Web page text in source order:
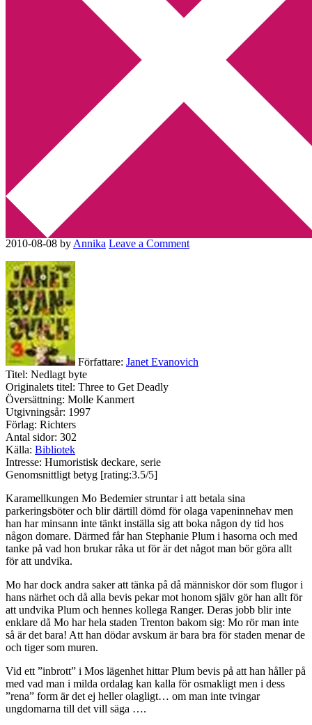
Webbshop Amazon
Utskriftscentralen
Min tv-blogg
You are here:Home Amerikansk litteratur
Nedlagt byte – Janet
Evanovich
Nedlagt byte – Janet
Evanovich
2010-08-08 by Annika Leave a Comment
Författare: Janet Evanovich
Titel: Nedlagt byte
Originalets titel: Three to Get Deadly
Översättning: Molle Kanmert
Utgivningsår: 1997
Förlag: Richters
Antal sidor: 302
Källa: Bibliotek
Intresse: Humoristisk deckare, serie
Genomsnittligt betyg [rating:3.5/5]
Karamellkungen Mo Bedemier struntar i att betala sina
parkeringsböter och blir därtill dömd för olaga vapeninnehav men
han har minsann inte tänkt inställa sig att boka någon dy tid hos
någon domare. Därmed får han Stephanie Plum i hasorna och med
tanke på vad hon brukar råka ut för är det något man bör göra allt
för att undvika.
Mo har dock andra saker att tänka på då människor dör som flugor i
hans närhet och då alla bevis pekar mot honom själv gör han allt för
att undvika Plum och hennes kollega Ranger. Deras jobb blir inte
enklare då Mo har hela staden Trenton bakom sig: Mo rör man inte
så är det bara! Att han dödar avskum är bara bra för staden menar de
och tiger som muren.
Vid ett ”inbrott” i Mos lägenhet hittar Plum bevis på att han håller på
med vad man i milda ordalag kan kalla för osmakligt men i dess
”rena” form är det ej heller olagligt… om man inte tvingar
ungdomarna till det vill säga ….